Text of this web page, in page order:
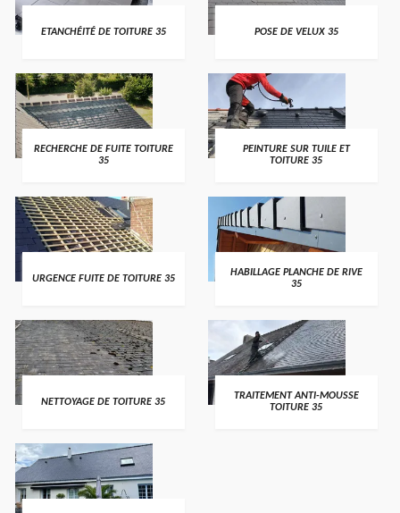
ETANCHÉITÉ DE TOITURE 35 POSE DE VELUX 35
RECHERCHE DE FUITE TOITURE
35
PEINTURE SUR TUILE ET
TOITURE 35
URGENCE FUITE DE TOITURE 35
HABILLAGE PLANCHE DE RIVE
35
NETTOYAGE DE TOITURE 35
TRAITEMENT ANTI-MOUSSE
TOITURE 35